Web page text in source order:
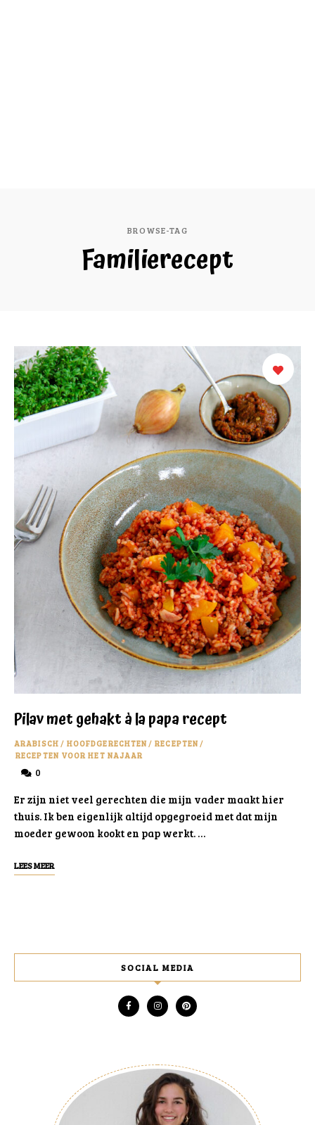
BROWSE-TAG
Familierecept
Pilav met gehakt à la papa recept
ARABISCH / HOOFDGERECHTEN/ RECEPTEN/
RECEPTEN VOOR HET NAJAAR
0
Er zijn niet veel gerechten die mijn vader maakt hier
thuis. Ik ben eigenlijk altijd opgegroeid met dat mijn
moeder gewoon kookt en pap werkt. …
LEES MEER
SOCIAL MEDIA